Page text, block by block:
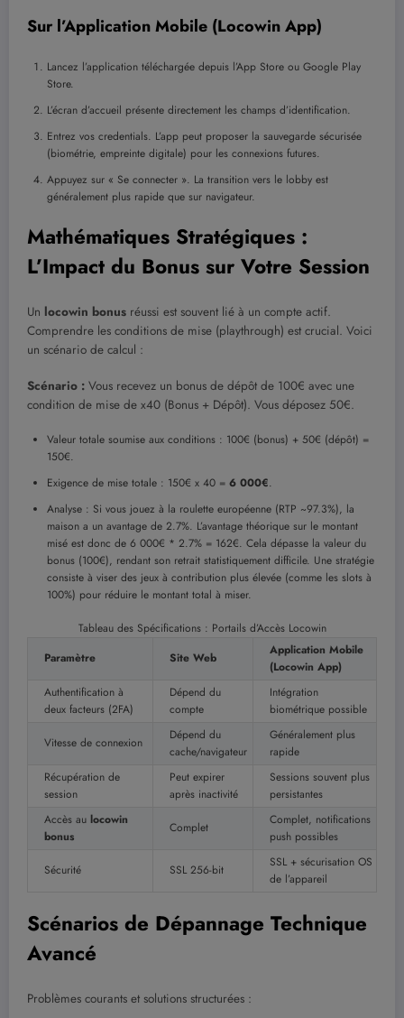
Sur l’Application Mobile (Locowin App)
Lancez l’application téléchargée depuis l’App Store ou Google Play
Store.
L’écran d’accueil présente directement les champs d’identification.
Entrez vos credentials. L’app peut proposer la sauvegarde sécurisée
(biométrie, empreinte digitale) pour les connexions futures.
Appuyez sur « Se connecter ». La transition vers le lobby est
généralement plus rapide que sur navigateur.
Mathématiques Stratégiques :
L’Impact du Bonus sur Votre Session
Un locowin bonus réussi est souvent lié à un compte actif.
Comprendre les conditions de mise (playthrough) est crucial. Voici
un scénario de calcul :
Scénario : Vous recevez un bonus de dépôt de 100€ avec une
condition de mise de x40 (Bonus + Dépôt). Vous déposez 50€.
Valeur totale soumise aux conditions : 100€ (bonus) + 50€ (dépôt) =
150€.
Exigence de mise totale : 150€ x 40 = 6 000€.
Analyse : Si vous jouez à la roulette européenne (RTP ~97.3%), la
maison a un avantage de 2.7%. L’avantage théorique sur le montant
misé est donc de 6 000€ * 2.7% = 162€. Cela dépasse la valeur du
bonus (100€), rendant son retrait statistiquement difficile. Une stratégie
consiste à viser des jeux à contribution plus élevée (comme les slots à
100%) pour réduire le montant total à miser.
Tableau des Spécifications : Portails d’Accès Locowin
Paramètre
Site Web
Application Mobile
(Locowin App)
Authentification à
deux facteurs (2FA)
Dépend du
compte
Intégration
biométrique possible
Vitesse de connexion
Dépend du
cache/navigateur
Généralement plus
rapide
Récupération de
session
Peut expirer
après inactivité
Sessions souvent plus
persistantes
Accès au locowin
bonus
Complet
Complet, notifications
push possibles
Sécurité SSL 256-bit
SSL + sécurisation OS
de l’appareil
Scénarios de Dépannage Technique
Avancé
Problèmes courants et solutions structurées :